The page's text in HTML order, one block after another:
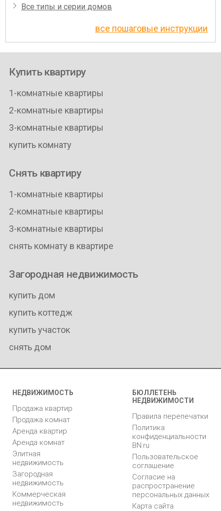
Все типы и серии домов
все пошаговые инструкции
Купить квартиру
1-комнатные квартиры
2-комнатные квартиры
3-комнатные квартиры
купить комнату
Снять квартиру
1-комнатные квартиры
2-комнатные квартиры
3-комнатные квартиры
снять комнату в квартире
Загородная недвижимость
купить дом
купить коттедж
купить участок
снять дом
НЕДВИЖИМОСТЬ
Продажа квартир
Продажа комнат
Аренда квартир
Аренда комнат
Элитная
недвижимость
Загородная
недвижимость
Коммерческая
недвижимость
БЮЛЛЕТЕНЬ
НЕДВИЖИМОСТИ
Правила перепечатки
Политика
конфиденциальности
BN.ru
Пользовательское
соглашение
Согласие на
распространение
персональных данных
Карта сайта